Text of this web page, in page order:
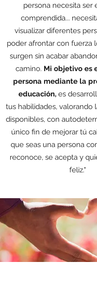
persona necesita ser
comprendida...
visualizar diferentes
poder afrontar con fuerza
surgen sin acabar
camino. Mi objetivo es
persona mediante la
educación, es
tus habilidades, valorando
disponibles, con
único fin de mejorar tú
que seas una persona
reconoce, se acepta y
feliz."